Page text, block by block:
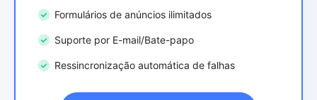
Formulários de anúncios ilimitados
Suporte por E-mail/Bate-papo
Ressincronização automática de falhas